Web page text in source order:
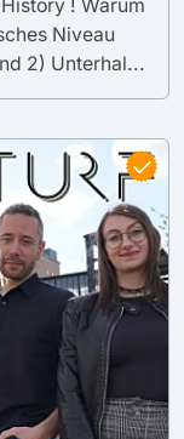
! Warum
Niveau
2) Unterhal...